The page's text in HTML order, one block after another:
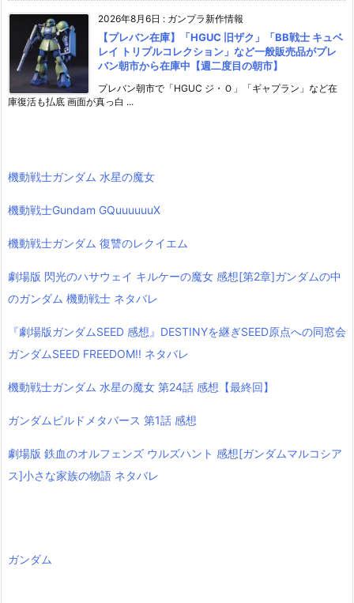
2026年8月6日 : ガンプラ新作情報
【プレバン在庫】「HGUC 旧ザク」「BB戦士 キュベ
レイ トリプルコレクション」など一般販売品がプレ
バン朝市から在庫中【週二度目の朝市】
プレバン朝市で「HGUC ジ・Ｏ」「ギャプラン」など在
庫復活も払底 画面が真っ白 ...
機動戦士ガンダム 水星の魔女
機動戦士Gundam GQuuuuuuX
機動戦士ガンダム 復讐のレクイエム
劇場版 閃光のハサウェイ キルケーの魔女 感想[第2章]ガンダムの中
のガンダム 機動戦士 ネタバレ
『劇場版ガンダムSEED 感想』DESTINYを継ぎSEED原点への同窓会
ガンダムSEED FREEDOM!! ネタバレ
機動戦士ガンダム 水星の魔女 第24話 感想【最終回】
ガンダムビルドメタバース 第1話 感想
劇場版 鉄血のオルフェンズ ウルズハント 感想[ガンダムマルコシア
ス]小さな家族の物語 ネタバレ
ガンダム